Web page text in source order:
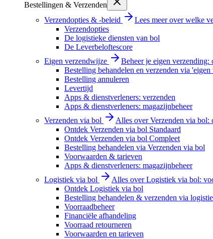
Bestellingen & Verzenden
Verzendopties & -beleid
Lees meer over welke
Verzendopties
De logistieke diensten van bol
De Leverbeloftescore
Eigen verzendwijze
Beheer je eigen verzending:
Bestelling behandelen en verzenden via
Bestelling annuleren
Levertijd
Apps & dienstverleners: verzenden
Apps & dienstverleners: magazijnbeheer
Verzenden via bol
Alles over Verzenden via bol:
Ontdek Verzenden via bol Standaard
Ontdek Verzenden via bol Compleet
Bestelling behandelen via Verzenden via bol
Voorwaarden & tarieven
Apps & dienstverleners: magazijnbeheer
Logistiek via bol
Alles over Logistiek via bol:
Ontdek Logistiek via bol
Bestelling behandelen & verzenden via
Voorraadbeheer
Financiële afhandeling
Voorraad retourneren
Voorwaarden en tarieven